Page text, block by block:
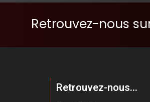
Retrouvez-nous
Retrouvez-nous...